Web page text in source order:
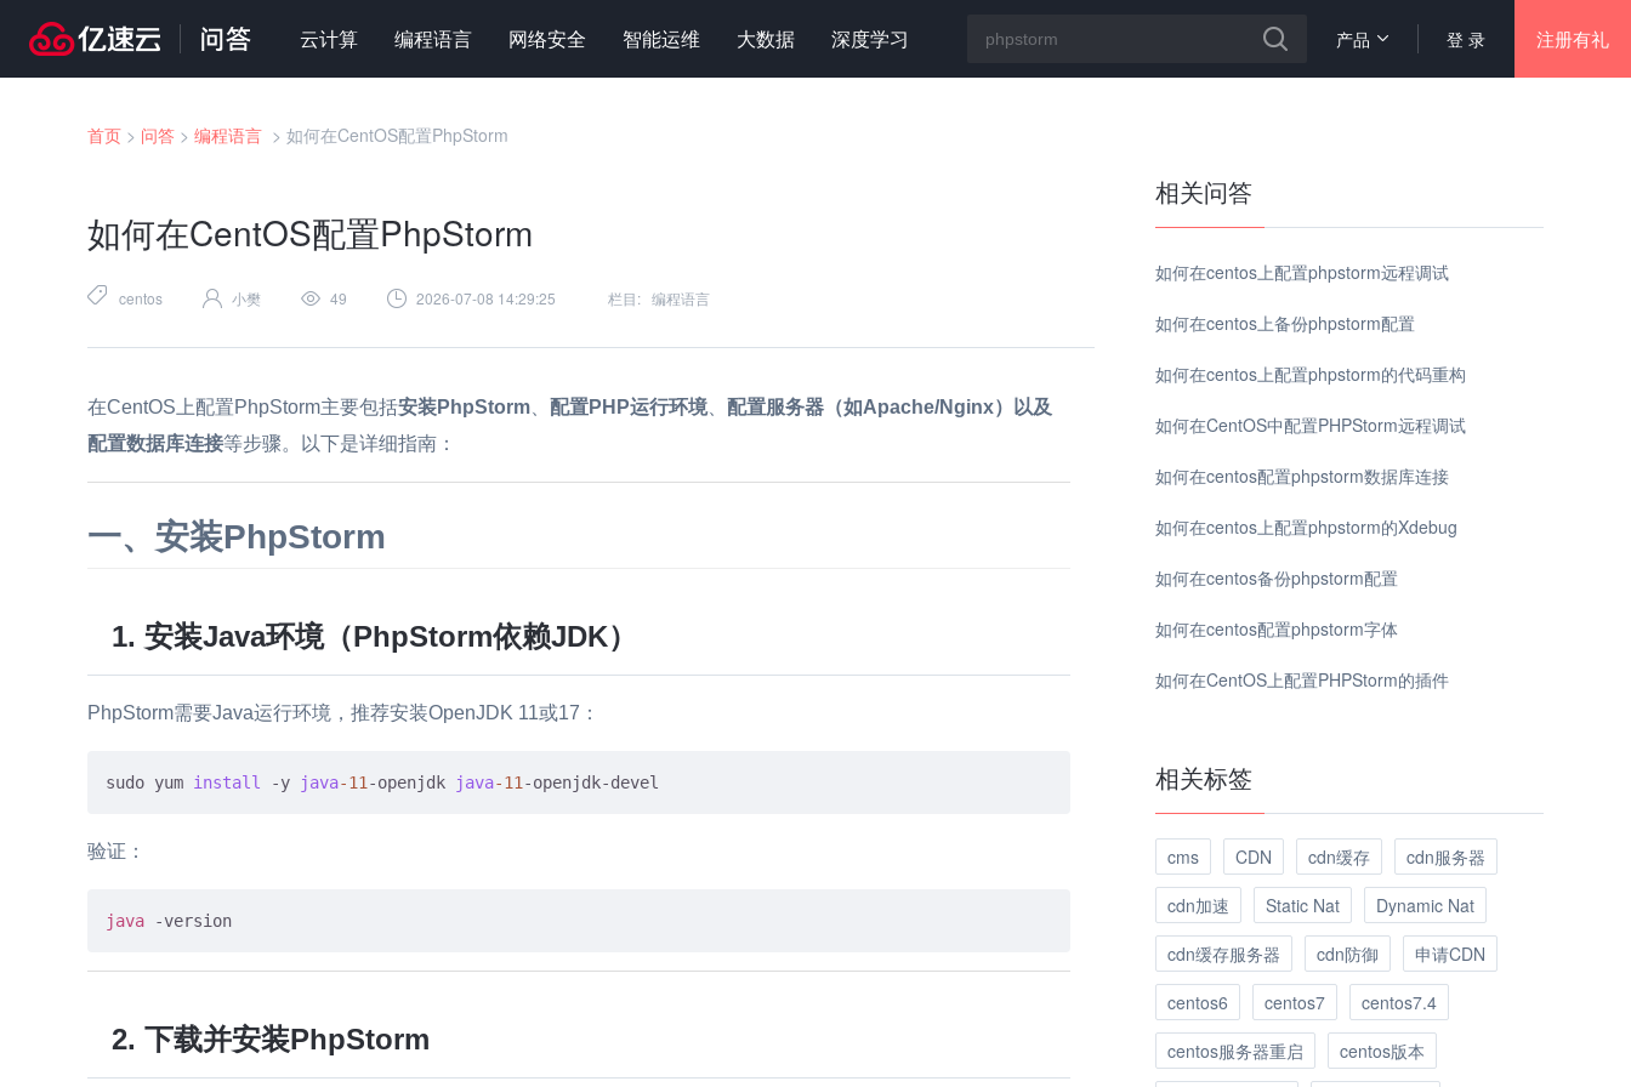
云计算 编程语言 网络安全 智能运维 大数据 深度学习 登 录 注册有礼
产品
首页 > 问答 > 编程语言 > 如何在CentOS配置PhpStorm
如何在CentOS配置PhpStorm
centos 小樊 49 2026-07-08 14:29:25 栏目: 编程语言
在CentOS上配置PhpStorm主要包括安装PhpStorm 配置PHP运行环境、 配置服务器（如Apache/Nginx）
以及
配置数据库连接等步骤。以下是详细指南：
一、安装PhpStorm
1. 安装Java环境（PhpStorm依赖JDK）
PhpStorm需要Java运行环境，推荐安装OpenJDK 11或17：
sudo yum install -y java-11-openjdk java-11
验证：
java
2. 下载并安装PhpStorm
相关问答
如何在centos上配置phpstorm远程调试
如何在centos上备份phpstorm配置
如何在centos上配置phpstorm的代码重构
如何在CentOS中配置PHPStorm远程调试
如何在centos配置phpstorm数据库连接
如何在centos上配置phpstorm的Xdebug
如何在centos备份phpstorm配置
如何在centos配置phpstorm字体
如何在CentOS上配置PHPStorm的插件
相关标签
cms CDN cdn缓存
cdn服务器
cdn加速
Static Nat
Dynamic Nat
cdn缓存服务器
cdn防御
申请CDN
centos6
centos7
centos7.4
centos服务器重启
centos版本